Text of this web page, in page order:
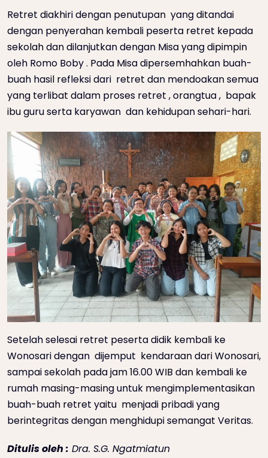
Retret diakhiri dengan penutupan yang ditandai
dengan penyerahan kembali peserta retret kepada
sekolah dan dilanjutkan dengan Misa yang dipimpin
oleh Romo Boby . Pada Misa dipersemhahkan buah-
buah hasil refleksi dari retret dan mendoakan semua
yang terlibat dalam proses retret , orangtua , bapak
ibu guru serta karyawan dan kehidupan sehari-hari.
Setelah selesai retret peserta didik kembali ke
Wonosari dengan dijemput kendaraan dari Wonosari,
sampai sekolah pada jam 16.00 WIB dan kembali ke
rumah masing-masing untuk mengimplementasikan
buah-buah retret yaitu menjadi pribadi yang
berintegritas dengan menghidupi semangat Veritas.
Ditulis oleh : Dra. S.G. Ngatmiatun